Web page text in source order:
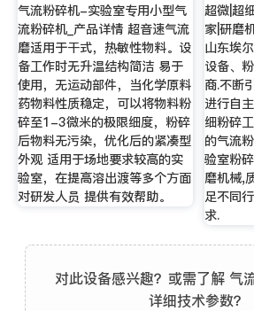
气流粉碎机-实验室专用小型气
流粉碎机_产品详情 超音速气流
磨适用于干式，热敏性物料。设
备工作时无升温结构简洁 易于
使用，无运动部件，当化学原料
药物料性质稳定，可以将物料粉
碎至1-3微米的极限细度，粉碎
后物料无污染，优化后的紧凑型
外观 适用于场地要求较高的实
验室，在提高溶出渡等多个方面
对研发人员 提供有效帮助。
超微|超
家|研磨
山东埃
设备、
商.不断
进行自
细粉碎
的气流
验室粉
磨机械,
足不同
求.
对此设备感兴趣？或需了解 气
详细技术参数？